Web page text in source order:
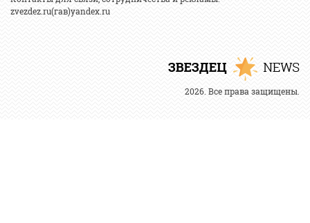
zvezdez.ru(гав)yandex.ru
2026. Все права защищены.